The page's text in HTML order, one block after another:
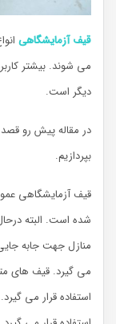
قیف آزمایشگاهی
می شوند. بیشتر
دیگر است.
در مقاله پیش رو قصد
بپردازیم.
قیف آزمایشگاهی
شده است. البته
منازل جهت جابه جایی
می گیرد. قیف های
استفاده قرار می